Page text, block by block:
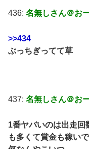
436: 名無しさん＠お
>>434
ぶっちぎってて草
437: 名無しさん＠お
1番ヤバいのは出走回
も多くて賞金も稼い